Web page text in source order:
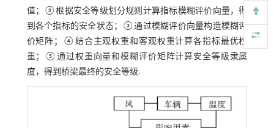
值；②根据安全等级划分规则计算指标模糊评价向量，得
到各个指标的安全状态；③通过模糊评价向量构造模糊评
价矩阵；④结合主观权重和客观权重计算各指标最优权
重；⑤通过权重向量和模糊评价矩阵计算安全等级隶属
度，得到桥梁最终的安全等级.